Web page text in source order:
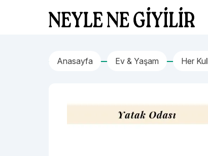
Neyle Ne Giyilir
Anasayfa Ev & Yaşam Her